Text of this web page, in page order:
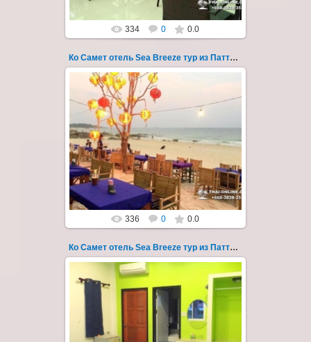
334 0 0.0
Ко Самет отель Sea Breeze тур из Паттайи фото 119
01.08.2022
Экскурсия на остров Самет из Паттайи, с
ночевкой в отеле "Sea Breeze" на пляже Ао
Пхай - фотография 119
Запове...
Thai-Online
336 0 0.0
Ко Самет отель Sea Breeze тур из Паттайи фото 12
01.06.2020
Экскурсия на остров Самет из Паттайи, с
ночевкой в отеле "Sea Breeze" на пляже Ао
Пхай - фотография 12